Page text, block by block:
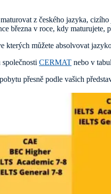
z českého jazyka,
března v roce, kdy
kterých můžete absolvovat
CERMAT nebo v
přesně podle vašich